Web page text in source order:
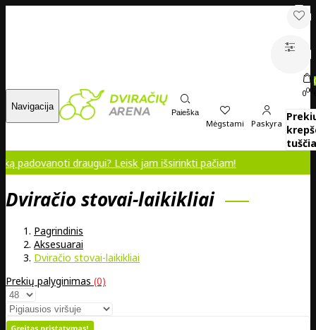
Navigacija
Paieška
Mėgstami Paskyra
000
draugui? Leisk jam išsirinkti pačiam!
Dviračio stovai-laikikliai
Pagrindinis
Aksesuarai
Dviračio stovai-laikikliai
Prekių palyginimas (0)